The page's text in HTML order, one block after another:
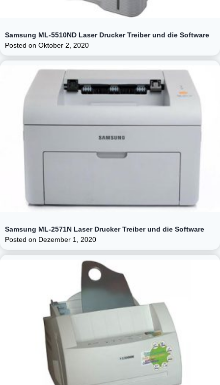
Samsung ML-5510ND Laser Drucker Treiber und die Software
Posted on Oktober 2, 2020
Samsung ML-2571N Laser Drucker Treiber und die Software
Posted on Dezember 1, 2020